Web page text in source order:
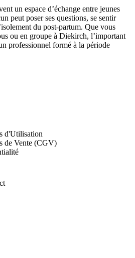
un espace d’échange entre jeunes
peut poser ses questions, se sentir
du post-partum. Que vous
ou en groupe à Diekirch, l’important
professionnel formé à la période
d'Utilisation
de Vente (CGV)